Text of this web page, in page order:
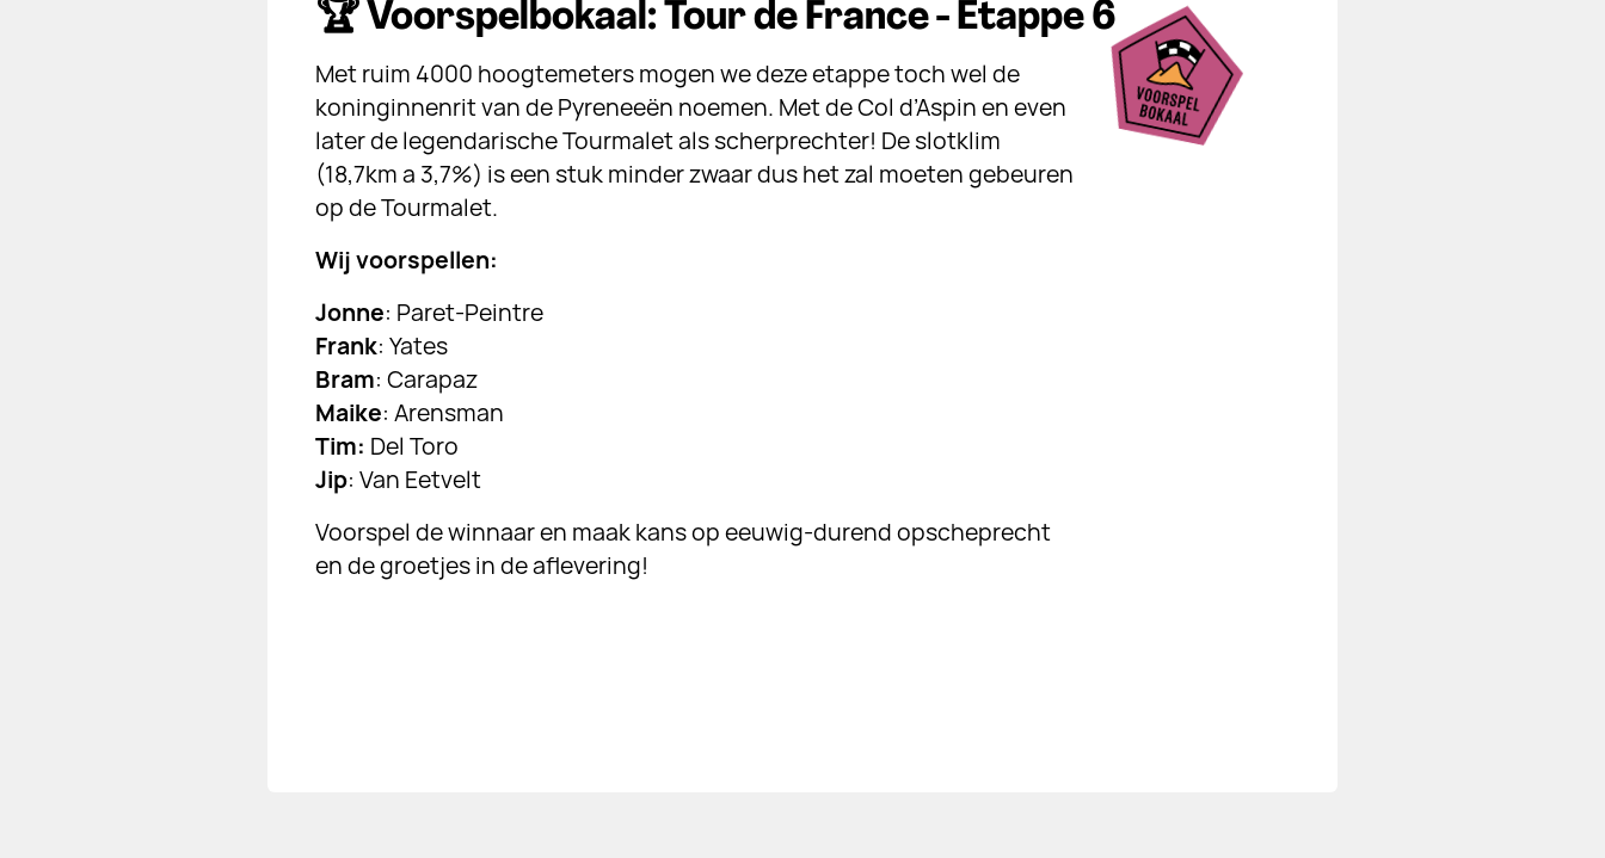
🏆 Voorspelbokaal: Tour de France - Etappe 6
Met ruim 4000 hoogtemeters mogen we deze etappe toch wel de
koninginnenrit van de Pyreneeën noemen. Met de Col d’Aspin en even
later de legendarische Tourmalet als scherprechter! De slotklim
(18,7km a 3,7%) is een stuk minder zwaar dus het zal moeten gebeuren
op de Tourmalet.
Wij voorspellen:
Jonne: Paret-Peintre
Frank: Yates
Bram: Carapaz
Maike: Arensman
Tim: Del Toro
Jip: Van Eetvelt
Voorspel de winnaar en maak kans op eeuwig-durend opscheprecht
en de groetjes in de aflevering!